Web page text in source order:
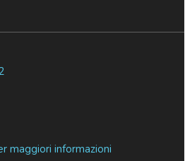
maggiori informazioni